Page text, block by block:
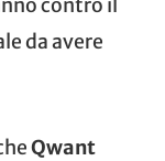
contro il
da avere
Qwant